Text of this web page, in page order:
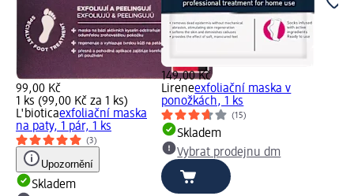
99,00 Kč
1 ks (99,00 Kč za 1 ks)
L'bioticaexfoliační maska
na paty, 1 pár, 1 ks
(3)
Upozornění
Skladem
149,00 Kč
Lireneexfoliační maska v
ponožkách, 1 ks
(15)
Skladem
Vybrat prodejnu dm